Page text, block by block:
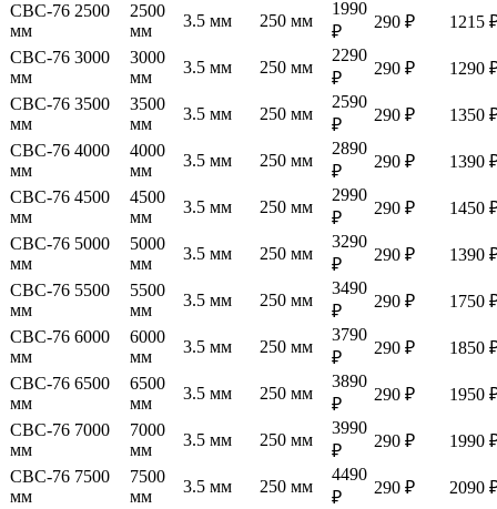
СВС-76 2500
мм
2500
мм
3.5 мм 250 мм
1990
₽
290 ₽
1215
СВС-76 3000
мм
3000
мм
3.5 мм 250 мм
2290
₽
290 ₽
1290
СВС-76 3500
мм
3500
мм
3.5 мм 250 мм
2590
₽
290 ₽
1350
СВС-76 4000
мм
4000
мм
3.5 мм 250 мм
2890
₽
290 ₽
1390
СВС-76 4500
мм
4500
мм
3.5 мм 250 мм
2990
₽
290 ₽
1450
СВС-76 5000
мм
5000
мм
3.5 мм 250 мм
3290
₽
290 ₽
1390
СВС-76 5500
мм
5500
мм
3.5 мм 250 мм
3490
₽
290 ₽
1750
СВС-76 6000
мм
6000
мм
3.5 мм 250 мм
3790
₽
290 ₽
1850
СВС-76 6500
мм
6500
мм
3.5 мм 250 мм
3890
₽
290 ₽
1950
СВС-76 7000
мм
7000
мм
3.5 мм 250 мм
3990
₽
290 ₽
1990
СВС-76 7500
мм
7500
мм
3.5 мм 250 мм
4490
₽
290 ₽
2090